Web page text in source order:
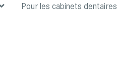
Pour les cabinets dentaires